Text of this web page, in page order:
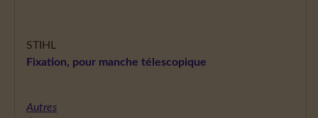
STIHL
Fixation, pour manche télescopique
Autres